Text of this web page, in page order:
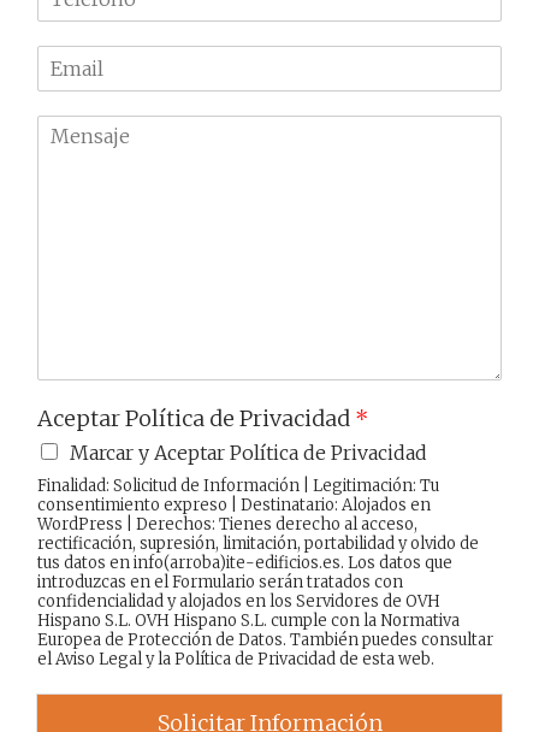
r
e
l
f
m
a
M
Aceptar Política de Privacidad *
Marcar y Aceptar Política de Privacidad
Finalidad: Solicitud de Información | Legitimación: Tu
consentimiento expreso | Destinatario: Alojados en
WordPress | Derechos: Tienes derecho al acceso,
rectificación, supresión, limitación, portabilidad y olvido de
tus datos en info(arroba)ite-edificios.es. Los datos que
introduzcas en el Formulario serán tratados con
confidencialidad y alojados en los Servidores de OVH
Hispano S.L. OVH Hispano S.L. cumple con la Normativa
Europea de Protección de Datos. También puedes consultar
elAviso Legaly laPolítica de Privacidadde esta web.
Solicitar Información